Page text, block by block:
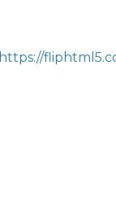
https://